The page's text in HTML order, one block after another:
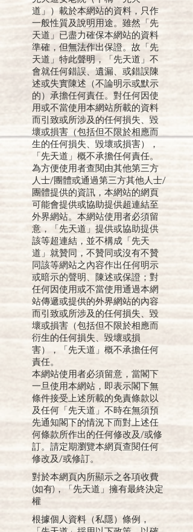
道」）載於本網站的資料，只作
一般性質及說明用途。雖然「先
天道」已盡力確保本網站的資料
準確，但無法作出保證。故「先
天道」特此聲明，「先天道」不
會就任何錯誤、遺漏、或錯誤陳
述或失實陳述（不論明示或默示
的）承擔任何責任。對任何因使
用或不當使用本網站所載的資料
而引致或所涉及的任何損失、毀
壞或損害（包括但不限於相應而
生的任何損失、毀壞或損害），
「先天道」概不承擔任何責任。
為方便使用者查閱由其他第三方
人士/團體或通過第三方其他人士/
團體提供的資訊，本網站的網頁
可能會提供或協助提供超連結至
外界網站。本網站使用者必須留
意，「先天道」提供或協助提供
該等超連結，並不構成「先天
道」就贊同，不贊同或沒有不贊
同該等網站之內容作出任何明示
或暗示的聲明、陳述或保證；對
任何因使用或不當使用通過本網
站傳遞或提供的外界網站的內容
而引致或所涉及的任何損失、毀
壞或損害（包括但不限於相應而
衍生的任何損失、毀壞或損
害），「先天道」概不承擔任何
責任。
本網站使用者必須留意，當閣下
一旦使用本網站，即表示閣下無
條件接受上述所載的免責條款以
及任何「先天道」不時在無須預
先通知閣下的情況下而對上述任
何條款所作出的任何修改及/或修
訂。請定期瀏覽本網頁查閱任何
修改及/或修訂。
對於本網頁內所顯示之各項收費
(如有)，「先天道」擁有最終決定
權
根據個人資料（私隱）條例，